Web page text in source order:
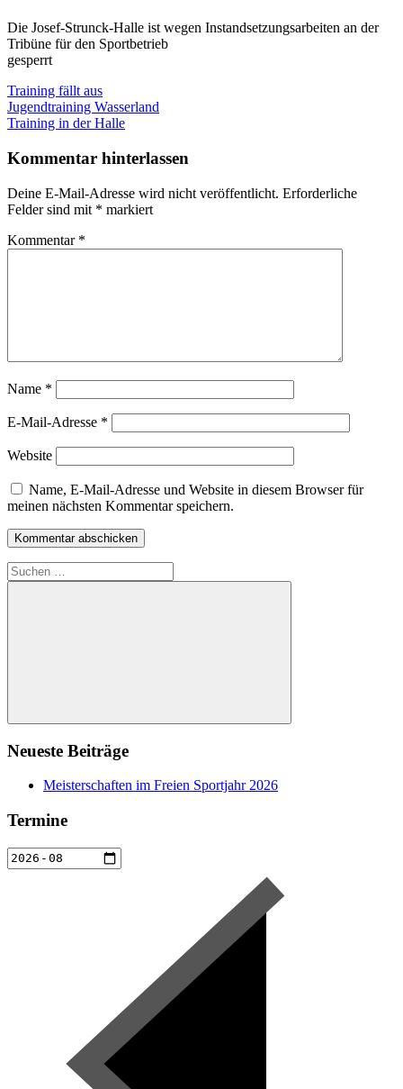
Die Josef-Strunck-Halle ist wegen Instandsetzungsarbeiten an der
Tribüne für den Sportbetrieb
gesperrt
Training fällt aus
Beitragsnavigation
Vorheriger
Beitrag:
Jugendtraining Wasserland
Nächster
Training in der Halle
Kommentar hinterlassen
Deine E-Mail-Adresse wird nicht veröffentlicht. Erforderliche
Felder sind mit * markiert
Kommentar *
Name *
E-Mail-Adresse *
Website
Name, E-Mail-Adresse und Website in diesem Browser für
meinen nächsten Kommentar speichern.
Suchen
nach:
Suchen
Neueste Beiträge
Meisterschaften im Freien Sportjahr 2026
Termine